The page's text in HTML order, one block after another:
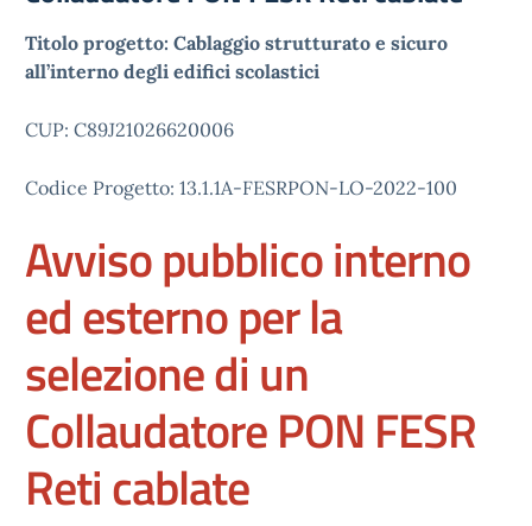
Titolo progetto: Cablaggio strutturato e sicuro
all’interno degli edifici scolastici
CUP: C89J21026620006
Codice Progetto: 13.1.1A-FESRPON-LO-2022-100
Avviso pubblico interno
ed esterno per la
selezione di un
Collaudatore PON FESR
Reti cablate